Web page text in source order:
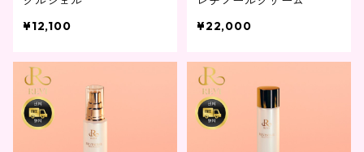
¥12,100
¥22,000